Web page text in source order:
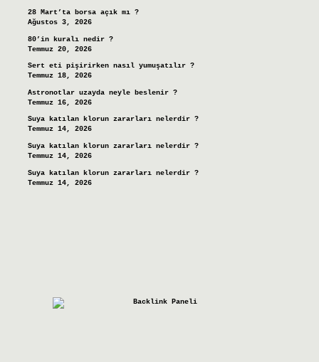
28 Mart’ta borsa açık mı ?
Ağustos 3, 2026
80’in kuralı nedir ?
Temmuz 20, 2026
Sert eti pişirirken nasıl yumuşatılır ?
Temmuz 18, 2026
Astronotlar uzayda neyle beslenir ?
Temmuz 16, 2026
Suya katılan klorun zararları nelerdir ?
Temmuz 14, 2026
Suya katılan klorun zararları nelerdir ?
Temmuz 14, 2026
Suya katılan klorun zararları nelerdir ?
Temmuz 14, 2026